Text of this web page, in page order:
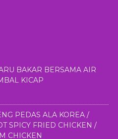
BAKAR BERSAMA AIR
KICAP
PEDAS ALA KOREA /
SPICY FRIED CHICKEN /
CHICKEN